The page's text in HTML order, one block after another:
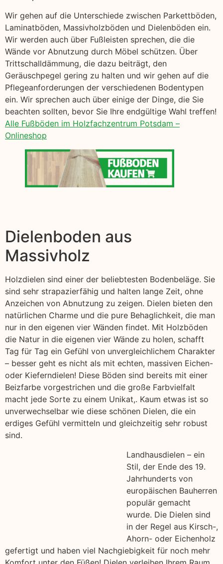
Wir gehen auf die Unterschiede zwischen Parkettböden,
Laminatböden, Massivholzböden und Dielenböden ein.
Wir werden auch über Fußleisten sprechen, die die
Wände vor Abnutzung durch Möbel schützen. Über
Trittschalldämmung, die dazu beiträgt, den
Geräuschpegel gering zu halten und wir gehen auf die
Pflegeanforderungen der verschiedenen Bodentypen
ein. Wir sprechen auch über einige der Dinge, die Sie
beachten sollten, bevor Sie Ihre endgültige Wahl treffen!
Alle Fußböden im Holzfachzentrum Potsdam –
Onlineshop
Dielenboden aus
Massivholz
Holzdielen sind einer der beliebtesten Bodenbeläge. Sie
sind sehr strapazierfähig und halten lange Zeit, ohne
Anzeichen von Abnutzung zu zeigen. Dielen bieten den
natürlichen Charme und die pure Behaglichkeit, die man
nur in den eigenen vier Wänden findet. Mit Holzböden
die Natur in die eigenen vier Wände zu holen, schafft
Tag für Tag ein Gefühl von unvergleichlichem Charakter
– besser geht es nicht als mit echten, massiven Eichen-
oder Kieferndielen! Diese Böden sind bereits mit einer
Beizfarbe vorgestrichen und die große Farbvielfalt
macht jede Sorte zu einem Unikat,. Kaum etwas ist so
unverwechselbar wie diese schönen Dielen, die ein
erdiges Gefühl vermitteln und gleichzeitig sehr robust
sind.
Landhausdielen – ein
Stil, der Ende des 19.
Jahrhunderts von
europäischen Bauherren
populär gemacht
wurde. Die Dielen sind
in der Regel aus Kirsch-,
Ahorn- oder Eichenholz
gefertigt und haben viel Nachgiebigkeit für noch mehr